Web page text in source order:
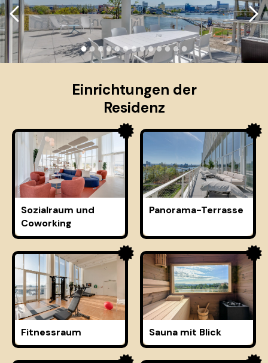
●●●●●●●●●●●●●
Einrichtungen der
Residenz
Sozialraum und
Coworking
Panorama-Terrasse
Fitnessraum Sauna mit Blick